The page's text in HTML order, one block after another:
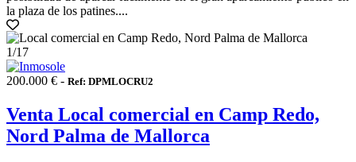
la plaza de los patines....
1/17
200.000 € - Ref: DPMLOCRU2
Venta Local comercial en Camp Redo,
Nord Palma de Mallorca